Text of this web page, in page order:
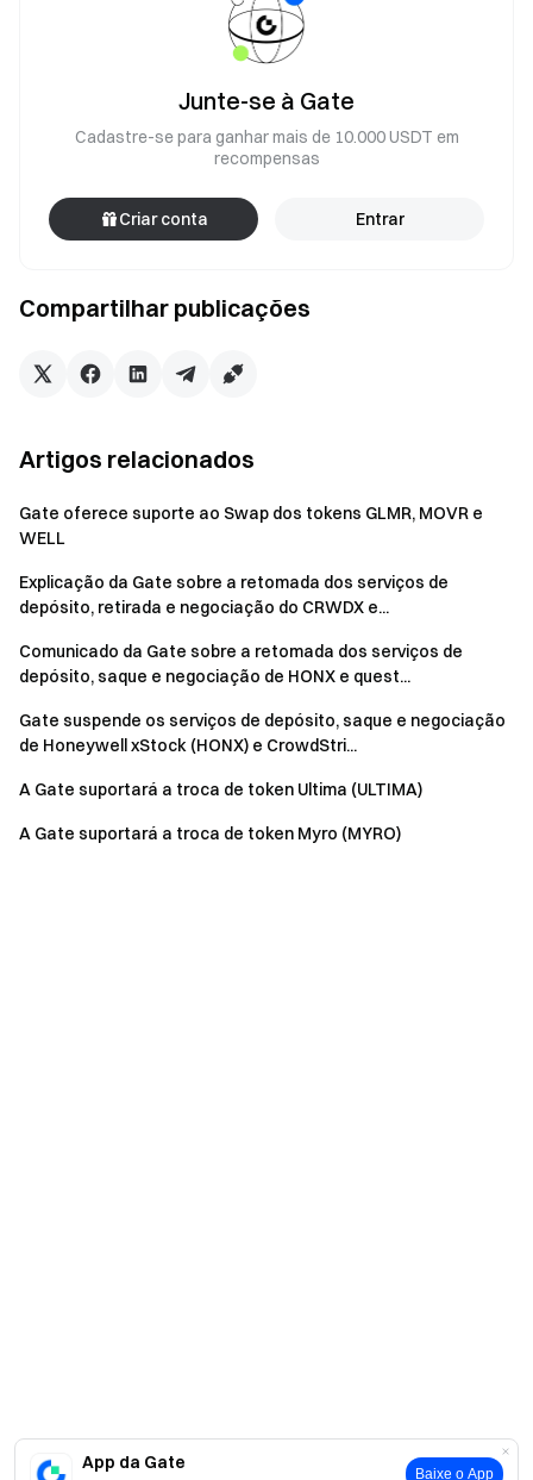
App da Gate
Baixe o App
Compartilhar publicações
Junte-se à Gate
Cadastre-se para ganhar mais de 10.000 USDT em
recompensas
Criar conta Entrar
Artigos relacionados
Gate oferece suporte ao Swap dos tokens GLMR, MOVR e
WELL
Explicação da Gate sobre a retomada dos serviços de
depósito, retirada e negociação do CRWDX e...
Comunicado da Gate sobre a retomada dos serviços de
depósito, saque e negociação de HONX e quest...
Gate suspende os serviços de depósito, saque e negociação
de Honeywell xStock (HONX) e CrowdStri...
A Gate suportará a troca de token Ultima (ULTIMA)
A Gate suportará a troca de token Myro (MYRO)